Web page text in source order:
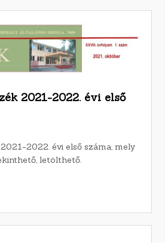
2021-2022. évi első
2022. évi első száma, mely
letölthető.